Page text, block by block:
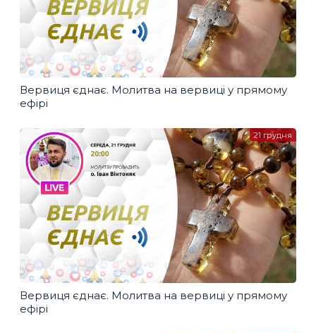
Вервиця єднає. Молитва на вервиці у прямому
ефірі
Вервиця єднає. Молитва на вервиці у прямому
ефірі
21 грудня